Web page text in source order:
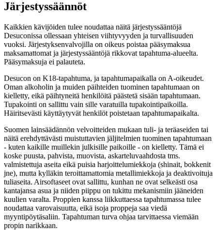
Järjestyssäännöt
Kaikkien kävijöiden tulee noudattaa näitä järjestyssääntöjä
Desuconissa ollessaan yhteisen viihtyvyyden ja turvallisuuden
vuoksi. Järjestyksenvalvojilla on oikeus poistaa pääsymaksua
maksamattomat ja järjestyssääntöjä rikkovat tapahtuma-alueelta.
Pääsymaksuja ei palauteta.
Desucon on K18-tapahtuma, ja tapahtumapaikalla on A-oikeudet.
Oman alkoholin ja muiden päihteiden tuominen tapahtumaan on
kielletty, eikä päihtyneitä henkilöitä päästetä sisään tapahtumaan.
Tupakointi on sallittu vain sille varatuilla tupakointipaikoilla.
Häiritsevästi käyttäytyvät henkilöt poistetaan tapahtumapaikalta.
Suomen lainsäädännön velvoitteiden mukaan tuli- ja teräaseiden tai
näitä erehdyttävästi muistuttavien jäljitelmien tuominen tapahtumaan
- kuten kaikille muillekin julkisille paikoille - on kielletty. Tämä ei
koske puusta, pahvista, muovista, askarteluvaahdosta tms.
valmistettuja aseita eikä puisia harjoittelumiekkoja (shinait, bokkenit
jne), mutta kylläkin teroittamattomia metallimiekkoja ja deaktivoituja
tuliaseita. Airsoftaseet ovat sallittu, kunhan ne ovat selkeästi osa
kantajansa asua ja niiden piippu on tukittu mekanismiin jääneiden
kuulien varalta. Proppien kanssa liikkuttaessa tapahtumassa tulee
noudattaa varovaisuutta, eikä isoja proppeja saa viedä
myyntipöytäsaliin. Tapahtuman turva ohjaa tarvittaessa viemään
propin narikkaan.